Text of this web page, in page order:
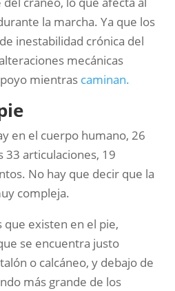
la marcha. Ya que los
inestabilidad crónica del
mecánicas
mientras caminan.
en el cuerpo humano, 26
33 articulaciones, 19
No hay que decir que la
compleja.
que existen en el pie,
se encuentra justo
o calcáneo, y debajo de
más grande de los